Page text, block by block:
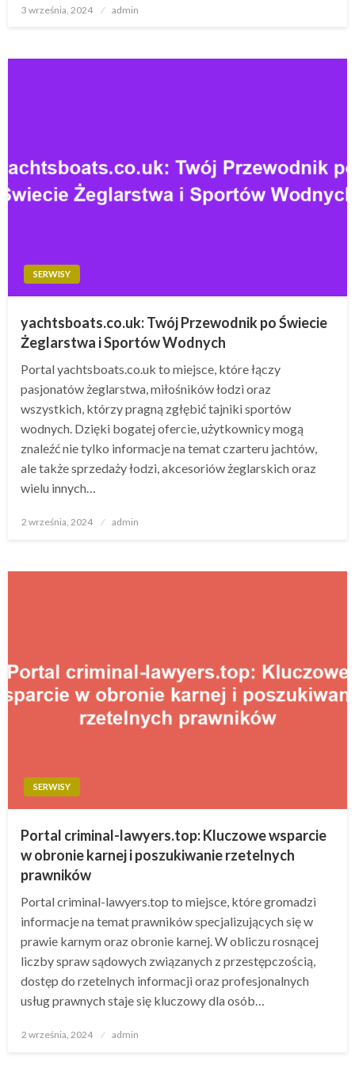
Opublikowane
3 września, 2024 admin
SERWISY
yachtsboats.co.uk: Twój Przewodnik po Świecie
Żeglarstwa i Sportów Wodnych
Portal yachtsboats.co.uk to miejsce, które łączy
pasjonatów żeglarstwa, miłośników łodzi oraz
wszystkich, którzy pragną zgłębić tajniki sportów
wodnych. Dzięki bogatej ofercie, użytkownicy mogą
znaleźć nie tylko informacje na temat czarteru jachtów,
ale także sprzedaży łodzi, akcesoriów żeglarskich oraz
wielu innych…
Opublikowane
2 września, 2024 admin
SERWISY
Portal criminal-lawyers.top: Kluczowe wsparcie
w obronie karnej i poszukiwanie rzetelnych
prawników
Portal criminal-lawyers.top to miejsce, które gromadzi
informacje na temat prawników specjalizujących się w
prawie karnym oraz obronie karnej. W obliczu rosnącej
liczby spraw sądowych związanych z przestępczością,
dostęp do rzetelnych informacji oraz profesjonalnych
usług prawnych staje się kluczowy dla osób…
Opublikowane
2 września, 2024 admin